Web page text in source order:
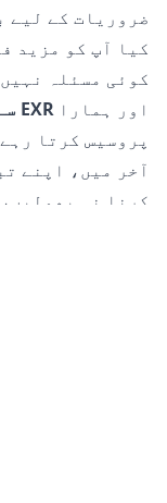
ضروریات کے لیے
کیا آپ کو مزید
کوئی مسئلہ
اور ہمارا EXR سے PGM کنورٹر
پروسیس کرتا
کرنا نہ